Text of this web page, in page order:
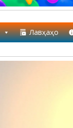
Лавҳаҳо